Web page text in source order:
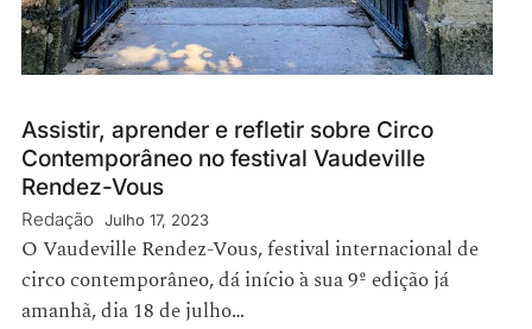
Assistir, aprender e refletir sobre Circo
Contemporâneo no festival Vaudeville
Rendez-Vous
Redação Julho 17, 2023
O Vaudeville Rendez-Vous, festival internacional de
circo contemporâneo, dá início à sua 9º edição já
amanhã, dia 18 de julho…